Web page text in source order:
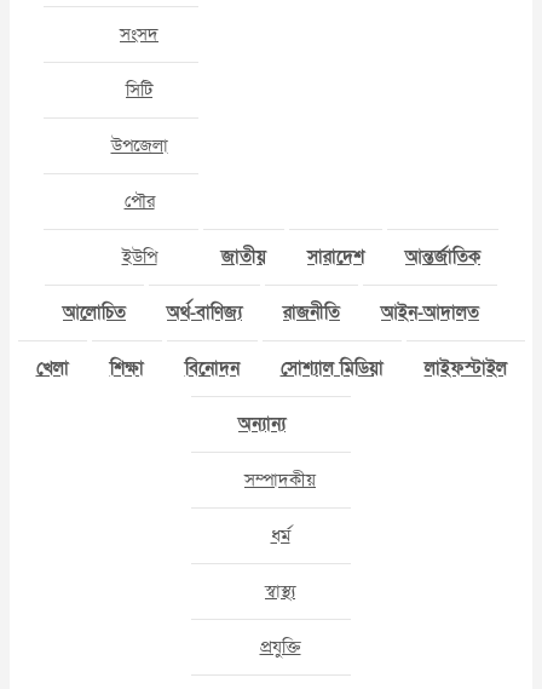
সংসদ
সিটি
উপজেলা
পৌর
ইউপি জাতীয় সারাদেশ আন্তর্জাতিক
আলোচিত অর্থ-বাণিজ্য রাজনীতি আইন-আদালত
খেলা শিক্ষা বিনোদন সোশ্যাল মিডিয়া লাইফস্টাইল
অন্যান্য
সম্পাদকীয়
ধর্ম
স্বাস্থ্য
প্রযুক্তি